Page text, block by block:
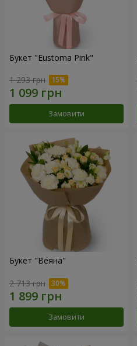
Букет "Eustoma Pink"
1 293 грн
Замовити
Букет "Веяна"
2 713 грн
Замовити